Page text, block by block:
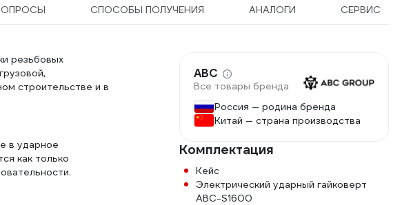
СПОСОБЫ ПОЛУЧЕНИЯ АНАЛОГИ СЕРВИС
резьбовых
строительстве и в
в ударное
как только
ABC
Все товары бренда
Россия — родина бренда
Китай — страна производства
Комплектация
Кейс
Электрический ударный гайковерт
ABC-S1600